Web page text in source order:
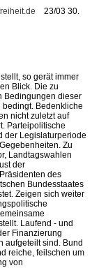
23/03 30.
so gerät immer
Blick. Die zu
Bedingungen dieser
Bedenkliche
nicht zuletzt auf
Parteipolitische
der Legislaturperiode
Zu
Landtagswahlen
der
des
Bundesstaates
Zeigen sich weiter
Laufend - und
Finanzierung
aufgeteilt sind. Bund
reiche, feilschen um
von